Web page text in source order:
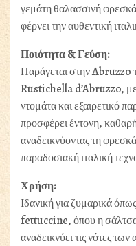
γεμάτη θαλασσινή
φέρνει την αυθεντική
Ποιότητα & Γεύση:
Παράγεται στην Abruzzo
Rustichella d’Abruzzo, με
ντομάτα και εξαιρετικό
προσφέρει έντονη,
αναδεικνύοντας τη
παραδοσιακή ιταλική
Χρήση:
Ιδανική για ζυμαρικά
fettuccine, όπου η σάλτσα
αναδεικνύει τις νότες